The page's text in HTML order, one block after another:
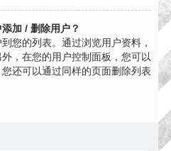
加 / 删除用户？
您的列表。通过浏览用户资料，
，在您的用户控制面板，您可以
还可以通过同样的页面删除列表